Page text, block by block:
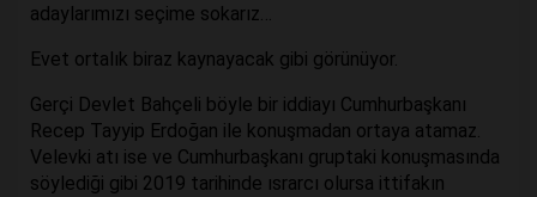
adaylarımızı seçime sokarız…
Evet ortalık biraz kaynayacak gibi görünüyor.
Gerçi Devlet Bahçeli böyle bir iddiayı Cumhurbaşkanı
Recep Tayyip Erdoğan ile konuşmadan ortaya atamaz.
Velevki atı ise ve Cumhurbaşkanı gruptaki konuşmasında
söylediği gibi 2019 tarihinde ısrarcı olursa ittifakın